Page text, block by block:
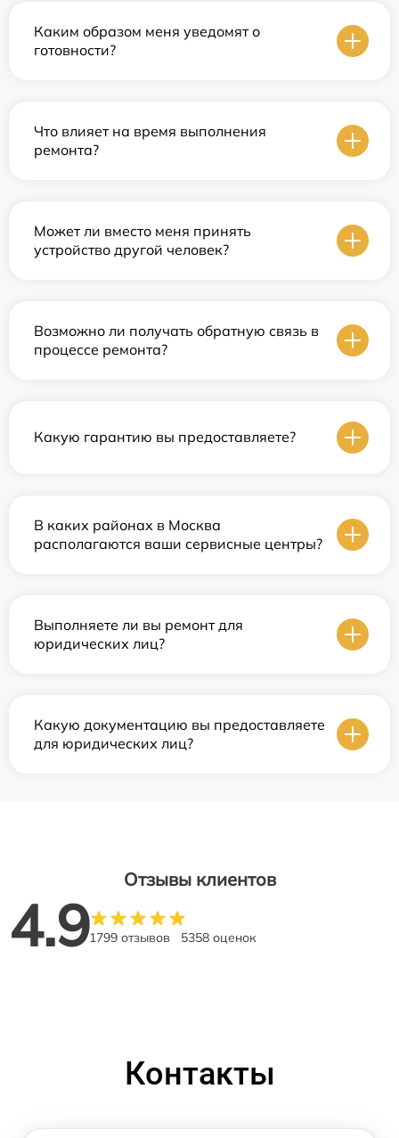
Каким образом меня уведомят о
готовности?
Что влияет на время выполнения
ремонта?
Может ли вместо меня принять
устройство другой человек?
Возможно ли получать обратную связь в
процессе ремонта?
Какую гарантию вы предоставляете?
В каких районах в Москва
располагаются ваши сервисные центры?
Выполняете ли вы ремонт для
юридических лиц?
Какую документацию вы предоставляете
для юридических лиц?
Отзывы клиентов
4.91799 отзывов 5358 оценок
Контакты